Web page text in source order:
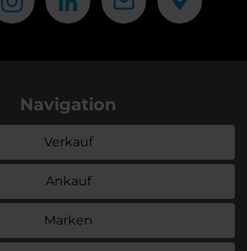
Navigation
Verkauf
Ankauf
Marken